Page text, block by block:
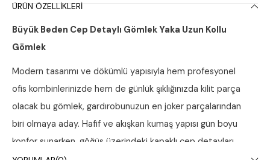
ÜRÜN ÖZELLIKLERI
Büyük Beden Cep Detaylı Gömlek Yaka Uzun Kollu
Gömlek
Modern tasarımı ve dökümlü yapısıyla hem profesyonel
ofis kombinlerinizde hem de günlük şıklığınızda kilit parça
olacak bu gömlek, gardırobunuzun en joker parçalarından
biri olmaya aday. Hafif ve akışkan kumaş yapısı gün boyu
konfor sunarken, göğüs üzerindeki kapaklı cep detayları